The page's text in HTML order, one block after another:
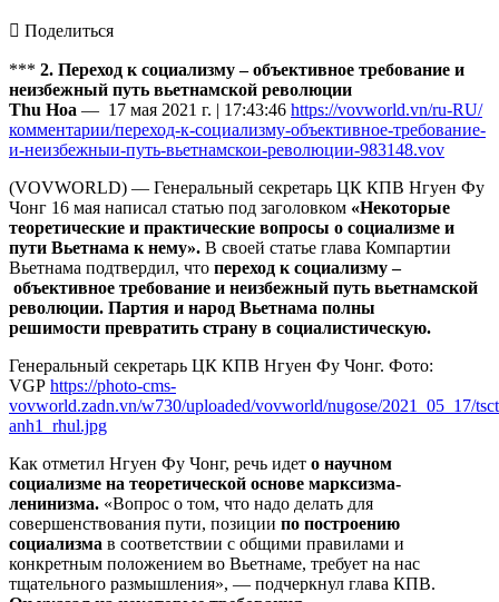
 Поделиться
*** 2. Переход к социализму – объективное требование и
неизбежный путь вьетнамской революции
Thu Hoa — 17 мая 2021 г. | 17:43:46 https://vovworld.vn/ru-RU/
комментарии/переход-к-социализму-объективное-требование-
и-неизбежныи-путь-вьетнамскои-революции-983148.vov
(VOVWORLD) — Генеральный секретарь ЦК КПВ Нгуен Фу
Чонг 16 мая написал статью под заголовком «Некоторые
теоретические и практические вопросы о социализме и
пути Вьетнама к нему». В своей статье глава Компартии
Вьетнама подтвердил, что переход к социализму –
объективное требование и неизбежный путь вьетнамской
революции. Партия и народ Вьетнама полны
решимости превратить страну в социалистическую.
Генеральный секретарь ЦК КПВ Нгуен Фу Чонг. Фото:
VGP https://photo-cms-
vovworld.zadn.vn/w730/uploaded/vovworld/nugose/2021_05_17/
anh1_rhul.jpg
Как отметил Нгуен Фу Чонг, речь идет о научном
социализме на теоретической основе марксизма-
ленинизма. «Вопрос о том, что надо делать для
совершенствования пути, позиции по построению
социализма в соответствии с общими правилами и
конкретным положением во Вьетнаме, требует на нас
тщательного размышления», — подчеркнул глава КПВ.